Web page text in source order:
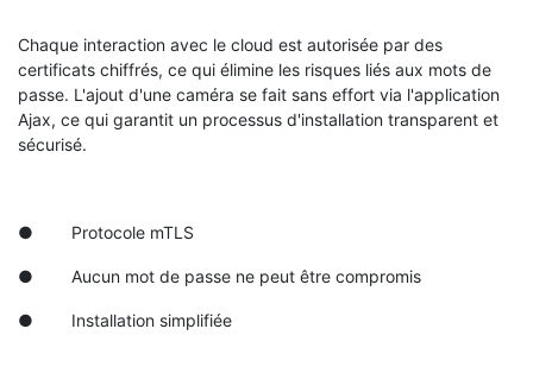
Chaque interaction avec le cloud est autorisée par des
certificats chiffrés, ce qui élimine les risques liés aux mots de
passe. L'ajout d'une caméra se fait sans effort via l'application
Ajax, ce qui garantit un processus d'installation transparent et
sécurisé.
● Protocole mTLS
● Aucun mot de passe ne peut être compromis
● Installation simplifiée